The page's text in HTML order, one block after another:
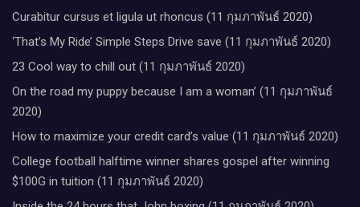
Curabitur cursus et ligula ut rhoncus (11 กุมภาพันธ์ 2020)
‘That’s My Ride’ Simple Steps Drive save (11 กุมภาพันธ์ 2020)
23 Cool way to chill out (11 กุมภาพันธ์ 2020)
On the road my puppy because I am a woman’ (11 กุมภาพันธ์
2020)
How to maximize your credit card’s value (11 กุมภาพันธ์ 2020)
College football halftime winner shares gospel after winning
$100G in tuition (11 กุมภาพันธ์ 2020)